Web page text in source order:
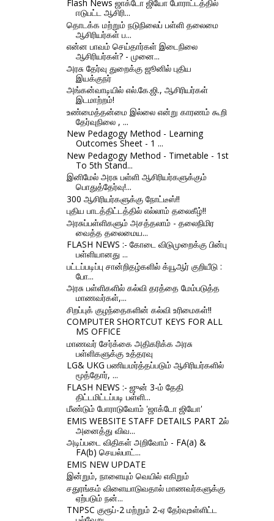
Flash News ஜாக்டோ ஜியோ போராட்டத்தில்
ஈடுபட்ட ஆசிரி...
தொடக்க மற்றும் நடுநிலைப் பள்ளி தலைமை
ஆசிரியர்கள் ப...
என்ன பாவம் செய்தார்கள் இடைநிலை
ஆசிரியர்கள்? - முனை...
அரசு தேர்வு துறைக்கு ஜூனில் புதிய
இயக்குநர்
அங்கன்வாடியில் எல்.கே.ஜி., ஆசிரியர்கள்
இடமாற்றம்!
உண்மைத்தன்மை இல்லை என்று காரணம் கூறி
தேர்வுநிலை , ...
New Pedagogy Method - Learning
Outcomes Sheet - 1 ...
New Pedagogy Method - Timetable - 1st
To 5th Stand...
இனிமேல் அரசு பள்ளி ஆசிரியர்களுக்கும்
பொதுத்தேர்வு!...
300 ஆசிரியர்களுக்கு நோட்டீஸ்!!
புதிய பாடத்திட்டத்தில் எல்லாம் தலைகீழ்!!
அரசுப்பள்ளிகளும் அசத்தலாம் - தலைநிமிர
வைத்த தலைமைய...
FLASH NEWS :- கோடை விடுமுறைக்கு பின்பு
பள்ளியானது ...
பட்டப்படிப்பு சான்றிதழ்களில் க்யூஆர் குறியீடு :
போ...
அரசு பள்ளிகளில் கல்வி தரத்தை மேம்படுத்த
மாணவர்கள்,...
சிறப்புக் குழந்தைகளின் கல்வி உரிமைகள்!!
COMPUTER SHORTCUT KEYS FOR ALL
MS OFFICE
மாணவர் சேர்க்கை அதிகரிக்க அரசு
பள்ளிகளுக்கு உத்தரவு
LG& UKG பணியமர்த்தப்படும் ஆசிரியர்களில்
மூத்தோர், ...
FLASH NEWS :- ஜுன் 3-ம் தேதி
திட்டமிட்டப்படி பள்ளி...
மீண்டும் போராடுவோம் 'ஜாக்டோ ஜியோ'
EMIS WEBSITE STAFF DETAILS PART 2ல்
அனைத்து விவ...
அடிப்படை விதிகள் அறிவோம் - FA(a) &
FA(b) செயல்பாட்...
EMIS NEW UPDATE
இன்றும், நாளையும் வெயில் எகிறும்
சதுரங்கம் விளையாடுவதால் மாணவர்களுக்கு
ஏற்படும் நன்...
TNPSC குரூப்-2 மற்றும் 2-ஏ தேர்வுஉள்ளிட்ட